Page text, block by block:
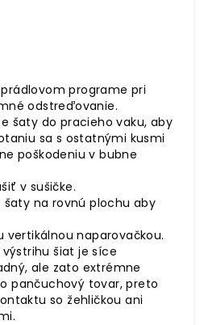
programe pri
odstreďovanie.
šaty do pracieho vaku, aby
sa s ostatnými kusmi
poškodeniu v bubne
v sušičke.
šaty na rovnú plochu aby
vertikálnou naparovačkou.
šiat je síce
ale zato extrémne
pančuchový tovar, preto
so žehličkou ani